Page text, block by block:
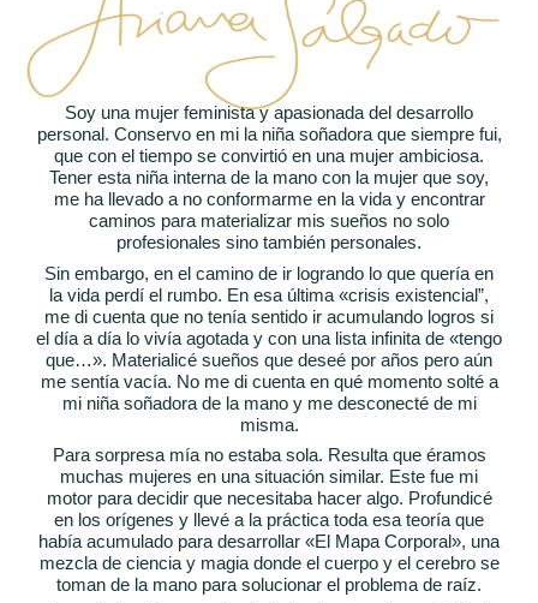
Soy una mujer feminista y apasionada del desarrollo
personal. Conservo en mi la niña soñadora que siempre fui,
que con el tiempo se convirtió en una mujer ambiciosa.
Tener esta niña interna de la mano con la mujer que soy,
me ha llevado a no conformarme en la vida y encontrar
caminos para materializar mis sueños no solo
profesionales sino también personales.
Sin embargo, en el camino de ir logrando lo que quería en
la vida perdí el rumbo. En esa última «crisis existencial”,
me di cuenta que no tenía sentido ir acumulando logros si
el día a día lo vivía agotada y con una lista infinita de «tengo
que…». Materialicé sueños que deseé por años pero aún
me sentía vacía. No me di cuenta en qué momento solté a
mi niña soñadora de la mano y me desconecté de mi
misma.
Para sorpresa mía no estaba sola. Resulta que éramos
muchas mujeres en una situación similar. Este fue mi
motor para decidir que necesitaba hacer algo. Profundicé
en los orígenes y llevé a la práctica toda esa teoría que
había acumulado para desarrollar «El Mapa Corporal», una
mezcla de ciencia y magia donde el cuerpo y el cerebro se
toman de la mano para solucionar el problema de raíz.